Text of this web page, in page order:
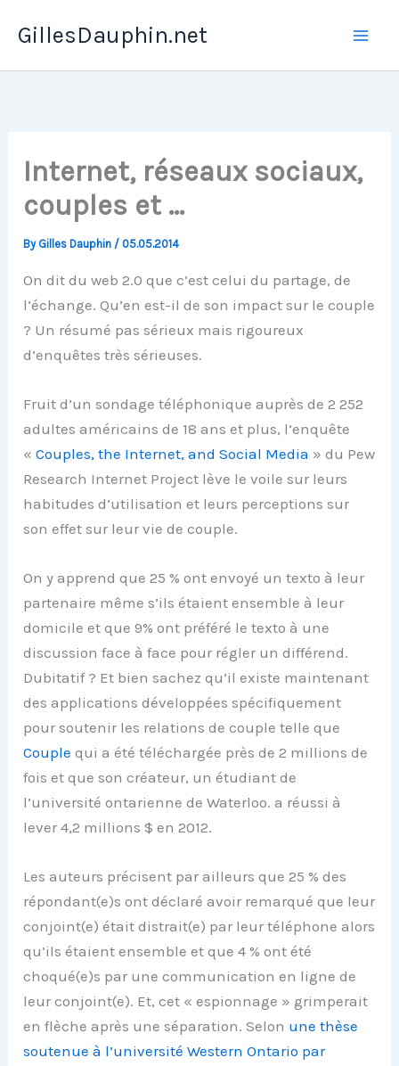
GillesDauphin.net
Internet, réseaux sociaux,
couples et …
By Gilles Dauphin / 05.05.2014
On dit du web 2.0 que c’est celui du partage, de
l’échange. Qu’en est-il de son impact sur le couple
? Un résumé pas sérieux mais rigoureux
d’enquêtes très sérieuses.
Fruit d’un sondage téléphonique auprès de 2 252
adultes américains de 18 ans et plus, l’enquête
«Couples, the Internet, and Social Media » du Pew
Research Internet Project lève le voile sur leurs
habitudes d’utilisation et leurs perceptions sur
son effet sur leur vie de couple.
On y apprend que 25 % ont envoyé un texto à leur
partenaire même s’ils étaient ensemble à leur
domicile et que 9% ont préféré le texto à une
discussion face à face pour régler un différend.
Dubitatif ? Et bien sachez qu’il existe maintenant
des applications développées spécifiquement
pour soutenir les relations de couple telle que
Couple qui a été téléchargée près de 2 millions de
fois et que son créateur, un étudiant de
l’université ontarienne de Waterloo. a réussi à
lever 4,2 millions $ en 2012.
Les auteurs précisent par ailleurs que 25 % des
répondant(e)s ont déclaré avoir remarqué que leur
conjoint(e) était distrait(e) par leur téléphone alors
qu’ils étaient ensemble et que 4 % ont été
choqué(e)s par une communication en ligne de
leur conjoint(e). Et, cet « espionnage » grimperait
en flèche après une séparation. Selon une thèse
soutenue à l’université Western Ontario par